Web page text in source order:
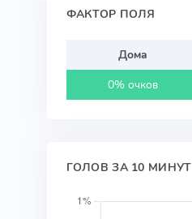
ФАКТОР ПОЛЯ
Дома
0% очков
ГОЛОВ ЗА 10 МИНУТ